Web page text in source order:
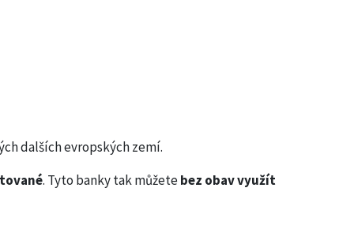
dalších evropských zemí.
. Tyto banky tak můžetebez obav využít